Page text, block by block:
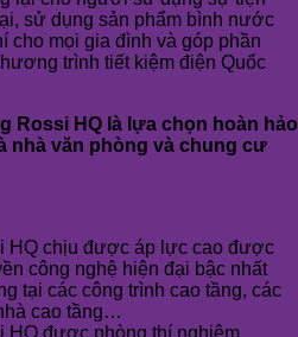
sử dụng sản phẩm bình nước
cho mọi gia đình và góp phần
trình tiết kiệm điện Quốc
Rossi HQ là lựa chọn hoàn hảo
nhà văn phòng và chung cư
HQ chịu được áp lực cao được
công nghệ hiện đại bậc nhất
tại các công trình cao tầng, các
cao tầng…